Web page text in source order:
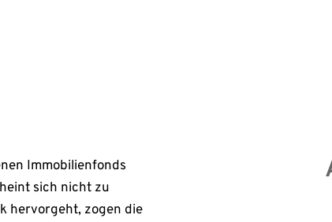
Immobilienfonds
sich nicht zu
hervorgeht, zogen die